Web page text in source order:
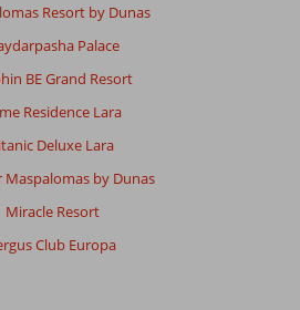
Resort by Dunas
Palace
BE Grand Resort
Residence Lara
Deluxe Lara
Maspalomas by Dunas
Miracle Resort
Club Europa